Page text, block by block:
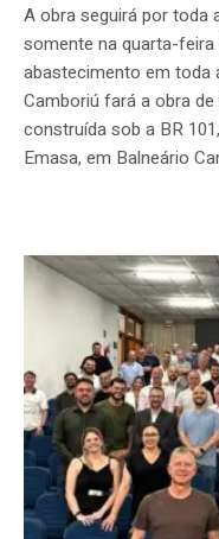
A obra seguirá por toda
somente na quarta-
abastecimento em toda
Camboriú fará a obra
construída sob a BR
Emasa, em Balneário